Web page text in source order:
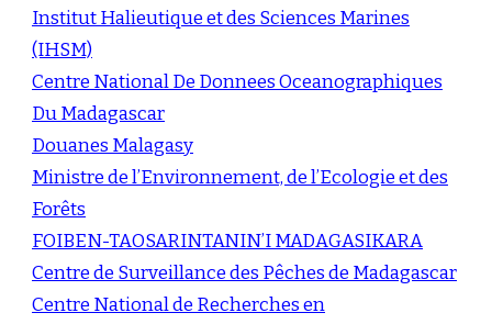
Institut Halieutique et des Sciences Marines
(IHSM)
Centre National De Donnees Oceanographiques
Du Madagascar
Douanes Malagasy
Ministre de l’Environnement, de l’Ecologie et des
Forêts
FOIBEN-TAOSARINTANIN’I MADAGASIKARA
Centre de Surveillance des Pêches de Madagascar
Centre National de Recherches en